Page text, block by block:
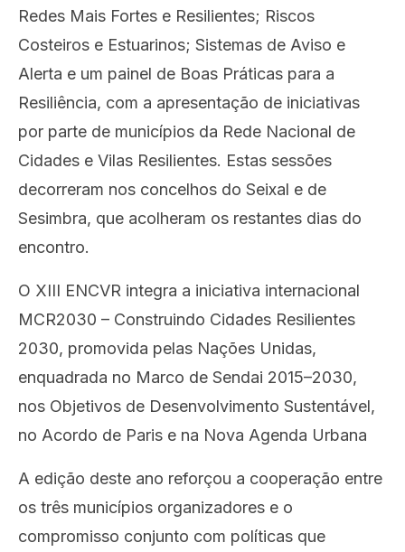
Redes Mais Fortes e Resilientes; Riscos
Costeiros e Estuarinos; Sistemas de Aviso e
Alerta e um painel de Boas Práticas para a
Resiliência, com a apresentação de iniciativas
por parte de municípios da Rede Nacional de
Cidades e Vilas Resilientes. Estas sessões
decorreram nos concelhos do Seixal e de
Sesimbra, que acolheram os restantes dias do
encontro.
O XIII ENCVR integra a iniciativa internacional
MCR2030 – Construindo Cidades Resilientes
2030, promovida pelas Nações Unidas,
enquadrada no Marco de Sendai 2015–2030,
nos Objetivos de Desenvolvimento Sustentável,
no Acordo de Paris e na Nova Agenda Urbana
A edição deste ano reforçou a cooperação entre
os três municípios organizadores e o
compromisso conjunto com políticas que